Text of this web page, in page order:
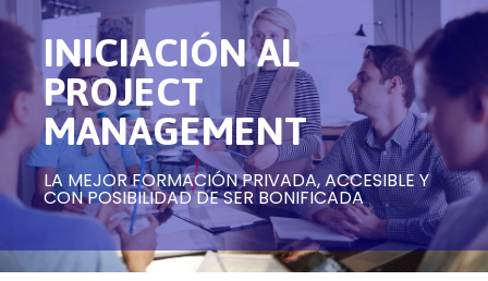
INICIACIÓN AL
PROJECT
MANAGEMENT
LA MEJOR FORMACIÓN PRIVADA, ACCESIBLE Y
CON POSIBILIDAD DE SER BONIFICADA